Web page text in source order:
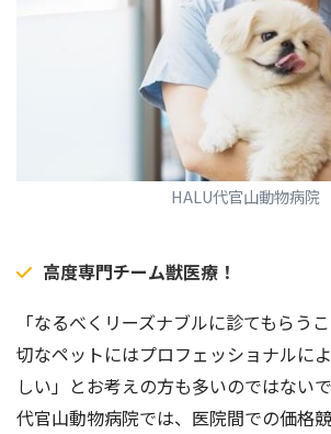
HALU代官山動物病院
高度専門チーム獣医療！
「なるべくリーズナブルに診てもらう
切なペットにはプロフェッショナルに
しい」とお考えの方も多いのではない
代官山動物病院では、医院間での価格競